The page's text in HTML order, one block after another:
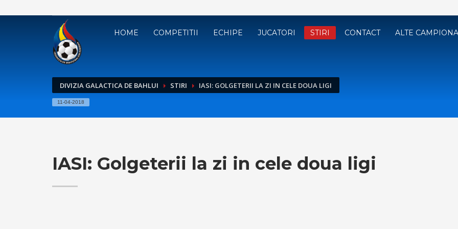
HOME COMPETITII ECHIPE JUCATORI STIRI CONTACT ALTE
DIVIZIA GALACTICA DE BAHLUI STIRI IASI: GOLGETERII LA ZI IN CELE DOUA LIGI
11-04-2018
IASI: Golgeterii la zi in cele doua ligi